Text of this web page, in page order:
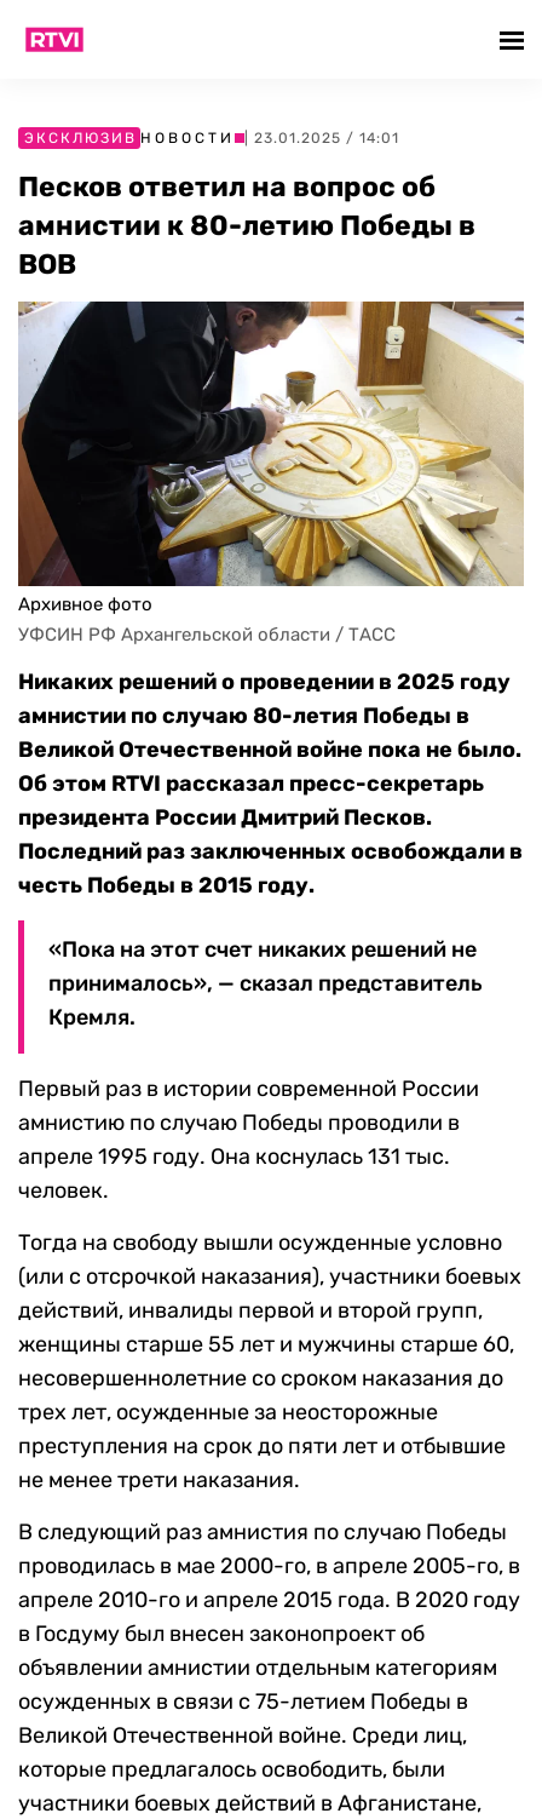
ЭКСКЛЮЗИВ НОВОСТИ | 23.01.2025 / 14:01
Песков ответил на вопрос об
амнистии к 80-летию Победы в
ВОВ
Архивное фото
УФСИН РФ Архангельской области / ТАСС
Никаких решений о проведении в 2025 году
амнистии по случаю 80-летия Победы в
Великой Отечественной войне пока не было.
Об этом RTVI рассказал пресс-секретарь
президента России Дмитрий Песков.
Последний раз заключенных освобождали в
честь Победы в 2015 году.
«Пока на этот счет никаких решений не
принималось», — сказал представитель
Кремля.
Первый раз в истории современной России
амнистию по случаю Победы проводили в
апреле 1995 году. Она коснулась 131 тыс.
человек.
Тогда на свободу вышли осужденные условно
(или с отсрочкой наказания), участники боевых
действий, инвалиды первой и второй групп,
женщины старше 55 лет и мужчины старше 60,
несовершеннолетние со сроком наказания до
трех лет, осужденные за неосторожные
преступления на срок до пяти лет и отбывшие
не менее трети наказания.
В следующий раз амнистия по случаю Победы
проводилась в мае 2000-го, в апреле 2005-го, в
апреле 2010-го и апреле 2015 года. В 2020 году
в Госдуму был внесен законопроект об
объявлении амнистии отдельным категориям
осужденных в связи с 75-летием Победы в
Великой Отечественной войне. Среди лиц,
которые предлагалось освободить, были
участники боевых действий в Афганистане,